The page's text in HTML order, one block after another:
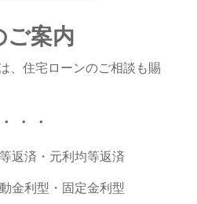
ご案内
、住宅ローンのご相談も賜
・・
返済・元利均等返済
金利型・固定金利型